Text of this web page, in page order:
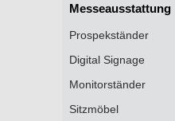
Messeausstattung
Prospekständer
Digital Signage
Monitorständer
Sitzmöbel